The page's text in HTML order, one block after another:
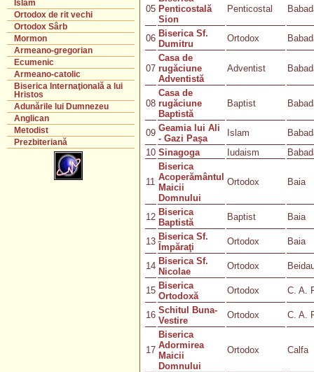
Islam
Ortodox de rit vechi
Ortodox Sârb
Mormon
Armeano-gregorian
Ecumenic
Armeano-catolic
Biserica Internaţională a lui
Hristos
Adunările lui Dumnezeu
Anglican
Metodist
Prezbiteriană
05 Penticostală
Sion
Penticostal
06 Biserica Sf.
Dumitru
Ortodox
07
Casa de
rugăciune
Adventistă
Adventist
08
Casa de
rugăciune
Baptistă
Baptist
09 Geamia lui Ali
- Gazi Paşa
Islam
10 Sinagoga Iudaism
11
Biserica
Acoperământul
Maicii
Domnului
Ortodox Baia
12 Biserica
Baptistă
Baptist Baia
13 Biserica Sf.
Împăraţi
Ortodox Baia
14 Biserica Sf.
Nicolae
Ortodox
15 Biserica
Ortodoxă
Ortodox C. A.
16 Schitul Buna-
Vestire
Ortodox C. A.
17
Biserica
Adormirea
Maicii
Domnului
Ortodox Calfa